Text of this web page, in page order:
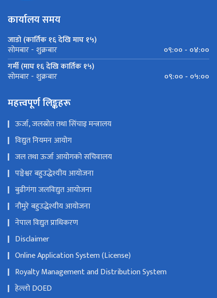
कार्यालय समय
जाडो (कार्तिक १६ देखि माघ १५)
सोमबार - शुक्रबार
०९:०० - ०४:००
गर्मी (माघ १६ देखि कार्तिक १५)
सोमबार - शुक्रबार ०९:०० - ०५:००
महत्त्वपूर्ण लिङ्कहरू
ऊर्जा, जलस्रोत तथा सिंचाइ मन्त्रालय
विद्युत नियमन आयोग
जल तथा ऊर्जा आयोगको सचिवालय
पञ्चेश्वर बहुउद्धेश्यीय आयोजना
बुढीगंगा जलविद्युत आयोजना
नौमुरे बहुउद्धेश्यीय आयोजना
नेपाल विद्युत प्राधिकरण
Disclaimer
Online Application System (License)
Royalty Management and Distribution System
हेल्लो DOED